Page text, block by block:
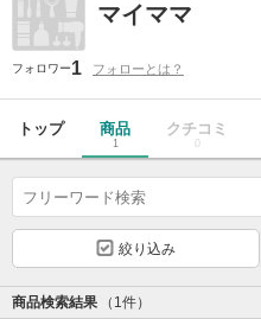
マイママ
フォロワー1 フォローとは？
トップ 商品
1
クチコミ
0
絞り込み
商品検索結果 （1件）